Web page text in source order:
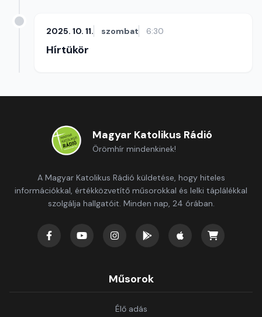
2025. 10. 11. szombat 6:30
Hírtükör
Magyar Katolikus Rádió
Örömhír mindenkinek!
A Magyar Katolikus Rádió küldetése, hogy hiteles
információkkal, értékközvetítő műsorokkal és lelki táplálékkal
szolgálja hallgatóit. Minden nap, 24 órában.
Műsorok
Élő adás